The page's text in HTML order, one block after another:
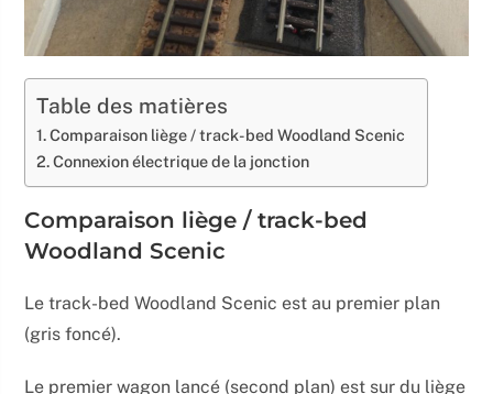
Table des matières
Comparaison liège / track-bed Woodland Scenic
Connexion électrique de la jonction
Comparaison liège / track-bed
Woodland Scenic
Le track-bed Woodland Scenic est au premier plan
(gris foncé).
Le premier wagon lancé (second plan) est sur du liège